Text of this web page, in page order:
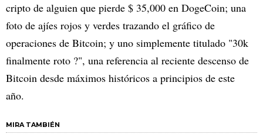
cripto de alguien que pierde $ 35,000 en DogeCoin; una
foto de ajíes rojos y verdes trazando el gráfico de
operaciones de Bitcoin; y uno simplemente titulado "30k
finalmente roto ?", una referencia al reciente descenso de
Bitcoin desde máximos históricos a principios de este
año.
MIRA TAMBIÉN